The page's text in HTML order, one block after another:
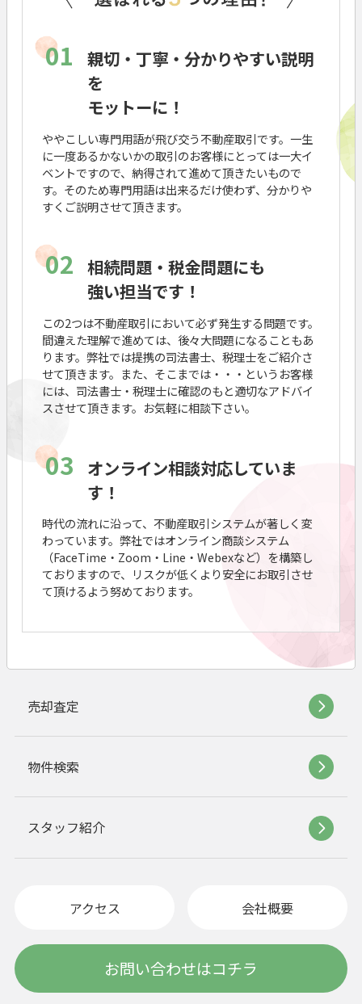
01
親切・丁寧・分かりやすい説明
を
モットーに！
ややこしい専門用語が飛び交う不動産取引です。一生
に一度あるかないかの取引のお客様にとっては一大イ
ベントですので、納得されて進めて頂きたいもので
す。そのため専門用語は出来るだけ使わず、分かりや
すくご説明させて頂きます。
02 相続問題・税金問題にも
強い担当です！
この2つは不動産取引において必ず発生する問題です。
間違えた理解で進めては、後々大問題になることもあ
ります。弊社では提携の司法書士、税理士をご紹介さ
せて頂きます。また、そこまでは・・・というお客様
には、司法書士・税理士に確認のもと適切なアドバイ
スさせて頂きます。お気軽に相談下さい。
03
オンライン相談対応していま
す！
時代の流れに沿って、不動産取引システムが著しく変
わっています。弊社ではオンライン商談システム
（FaceTime・Zoom・Line・Webexなど）を構築し
ておりますので、リスクが低くより安全にお取引させ
て頂けるよう努めております。
売却査定
物件検索
スタッフ紹介
アクセス 会社概要
お問い合わせはコチラ